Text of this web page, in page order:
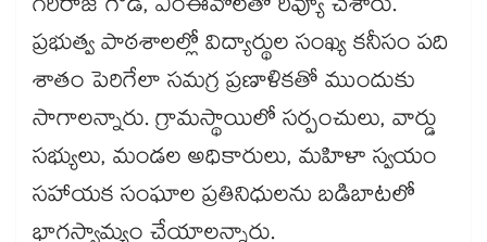
ప్రభుత్వ పాఠశాలల్లో విద్యార్థుల సంఖ్య కనీసం పది
శాతం పెరిగేలా సమగ్ర ప్రణాళికతో ముందుకు
సాగాలన్నారు. గ్రామస్థాయిలో సర్పంచులు, వార్డు
సభ్యులు, మండల అధికారులు, మహిళా స్వయం
సహాయక సంఘాల ప్రతినిధులను బడిబాటలో